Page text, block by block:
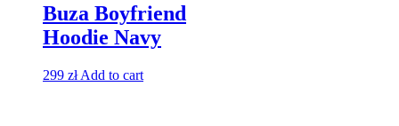
Buza Boyfriend
Hoodie Navy
299 zł Add to cart